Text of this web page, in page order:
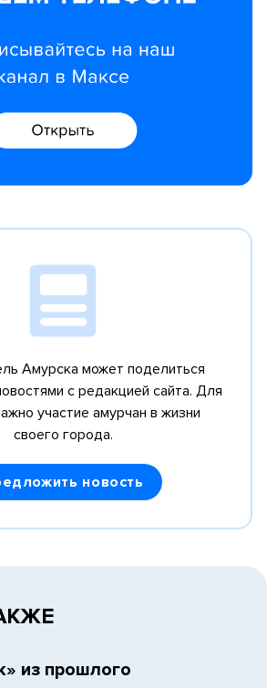
Амурска может поделиться
с редакцией сайта. Для
участие амурчан в жизни
своего города.
новость
из прошлого